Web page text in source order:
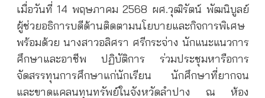
เมื่อวันที่ 14 พฤษภาคม 2568 ผศ.วุฒิรัตน์ พัฒนิบูลย์
ผู้ช่วยอธิการบดีด้านติดตามนโยบายและกิจการพิเศษ
พร้อมด้วย นางสาวอลิศรา ศรีกระจ่าง นักแนะแนวการ
ศึกษาและอาชีพ ปฏิบัติการ ร่วมประชุมหารือการ
จัดสรรทุนการศึกษาแก่นักเรียน นักศึกษาที่ยากจน
และขาดแคลนทุนทรัพย์ในจังหวัดลำปาง ณ ห้อง